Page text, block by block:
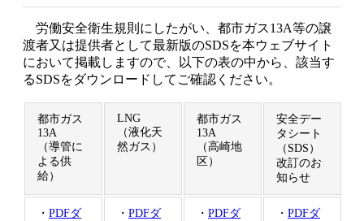
労働安全衛生規則にしたがい、都市ガス13A等の譲
渡者又は提供者として最新版のSDSを本ウェブサイト
において掲載しますので、以下の表の中から、該当す
るSDSをダウンロードしてご確認ください。
都市ガス
13A
（導管に
よる供
給）
LNG
（液化天
然ガス）
都市ガス
13A
（高崎地
区）
安全デー
タシート
（SDS）
改訂のお
知らせ
・ PDFダ
・ PDFダ
・ PDFダ
・ PDFダ